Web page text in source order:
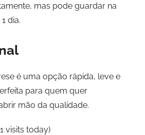
mas pode guardar na
dia.
é uma opção rápida, leve e
para quem quer
mão da qualidade.
visits today)